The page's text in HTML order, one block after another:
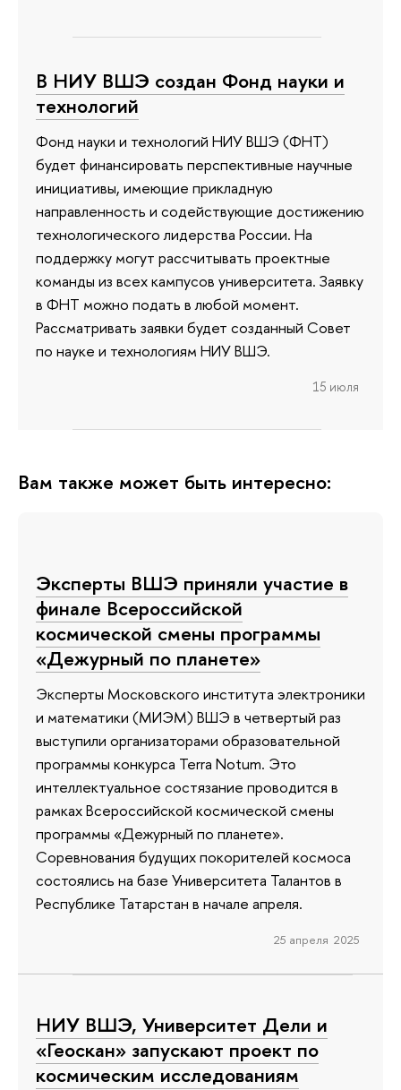
В НИУ ВШЭ создан Фонд науки и
технологий
Фонд науки и технологий НИУ ВШЭ (ФНТ)
будет финансировать перспективные научные
инициативы, имеющие прикладную
направленность и содействующие достижению
технологического лидерства России. На
поддержку могут рассчитывать проектные
команды из всех кампусов университета. Заявку
в ФНТ можно подать в любой момент.
Рассматривать заявки будет созданный Совет
по науке и технологиям НИУ ВШЭ.
15 июля
Вам также может быть интересно:
Эксперты ВШЭ приняли участие в
финале Всероссийской
космической смены программы
«Дежурный по планете»
Эксперты Московского института электроники
и математики (МИЭМ) ВШЭ в четвертый раз
выступили организаторами образовательной
программы конкурса Terra Notum. Это
интеллектуальное состязание проводится в
рамках Всероссийской космической смены
программы «Дежурный по планете».
Соревнования будущих покорителей космоса
состоялись на базе Университета Талантов в
Республике Татарстан в начале апреля.
25 апреля 2025
НИУ ВШЭ, Университет Дели и
«Геоскан» запускают проект по
космическим исследованиям